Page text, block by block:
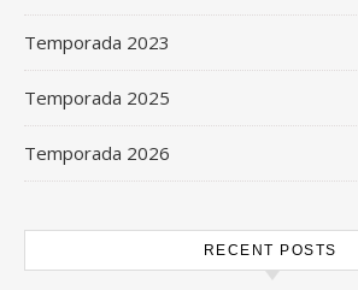
Temporada 2023
Temporada 2025
Temporada 2026
RECENT POSTS